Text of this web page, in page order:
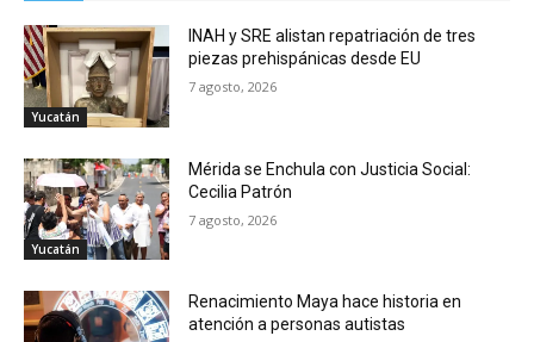
Yucatán
INAH y SRE alistan repatriación de tres
piezas prehispánicas desde EU
7 agosto, 2026
Yucatán
Mérida se Enchula con Justicia Social:
Cecilia Patrón
7 agosto, 2026
Renacimiento Maya hace historia en
atención a personas autistas